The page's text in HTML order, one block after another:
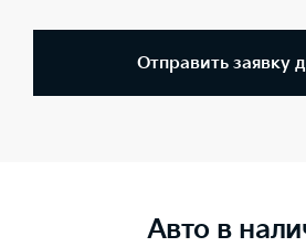
Отправить заявку
Авто в